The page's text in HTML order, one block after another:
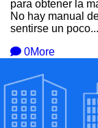
para obtener la
No hay manual
sentirse un poco...
0More